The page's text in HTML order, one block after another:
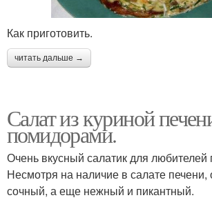
Как приготовить.
читать дальше →
Салат из куриной
помидорами.
Очень вкусный салатик для любителей
Несмотря на наличие в салате печени,
сочный, а еще нежный и пикантный.